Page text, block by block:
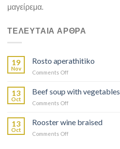
μαγείρεμα.
ΤΕΛΕΥΤΑΙΑ ΑΡΘΡΑ
19
Nov
Rosto aperathitiko
Comments Offon
απεραθίτικο
13
Oct
Beef soup with vegetables
Comments Offon
σούπα
με
λαχανικά
13
Oct
Rooster wine braised
Comments Offon